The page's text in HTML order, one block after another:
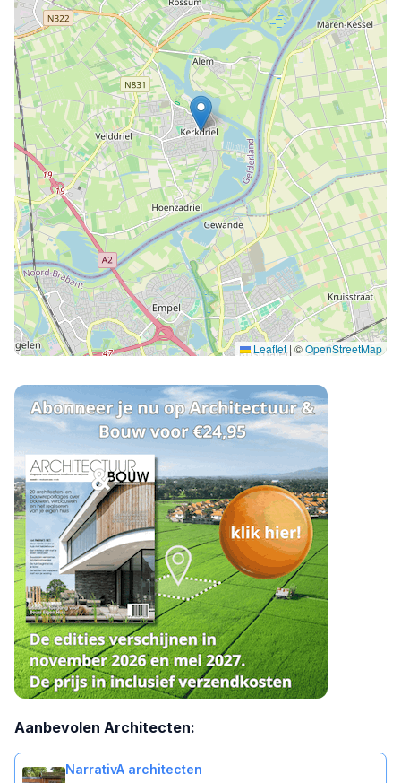
Leaflet| ©OpenStreetMap
Aanbevolen Architecten:
NarrativA architecten